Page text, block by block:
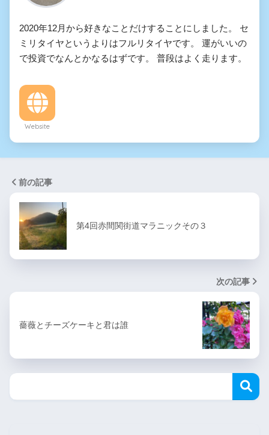
2020年12月から好きなことだけすることにしました。 セ
ミリタイヤというよりはフルリタイヤです。 運がいいの
で投資でなんとかなるはずです。 普段はよく走ります。
Website
前の記事
第4回赤間関街道マラニックその３
次の記事
薔薇とチーズケーキと君は誰